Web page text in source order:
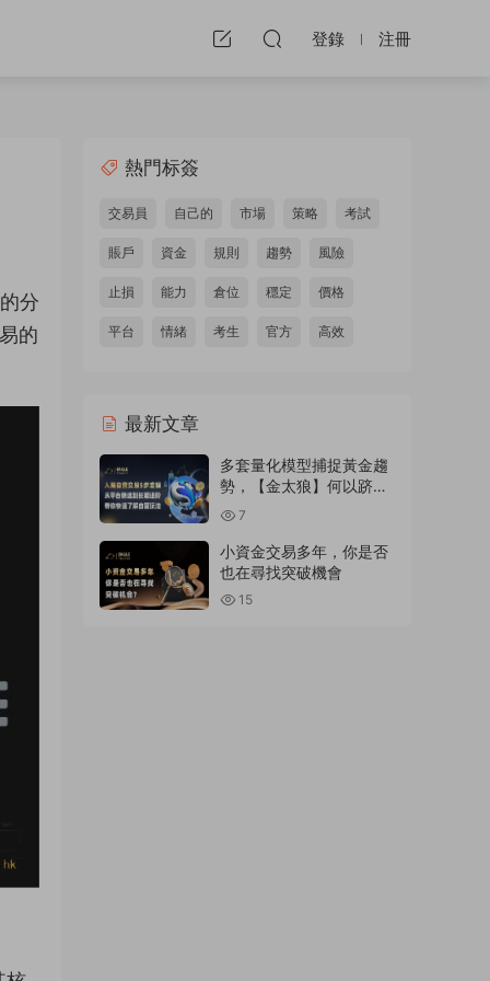
登錄 注冊
分
的
熱門标簽
交易員 自己的 市場 策略 考試
賬戶 資金 規則 趨勢 風險
止損 能力 倉位 穩定 價格
平台 情緒 考生 官方 高效
最新文章
多套量化模型捕捉黃金趨
勢，【金太狼】何以跻身
明星信号源榜單?
7
小資金交易多年，你是否
也在尋找突破機會
15